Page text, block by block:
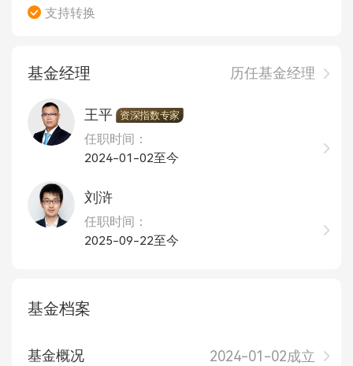
支持转换
基金经理 历任基金经理
王平 资深指数专家
任职时间：
2024-01-02至今
刘浒
任职时间：
2025-09-22至今
基金档案
基金概况 2024-01-02成立